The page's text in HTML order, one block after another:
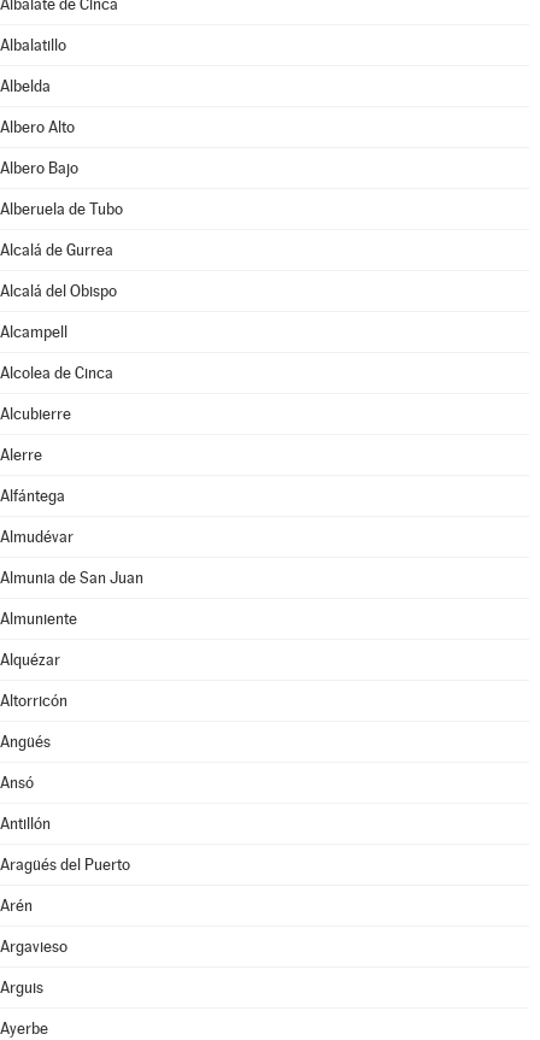
Albalate de Cinca
Albalatillo
Albelda
Albero Alto
Albero Bajo
Alberuela de Tubo
Alcalá de Gurrea
Alcalá del Obispo
Alcampell
Alcolea de Cinca
Alcubierre
Alerre
Alfántega
Almudévar
Almunia de San Juan
Almuniente
Alquézar
Altorricón
Angüés
Ansó
Antillón
Aragüés del Puerto
Arén
Argavieso
Arguis
Ayerbe